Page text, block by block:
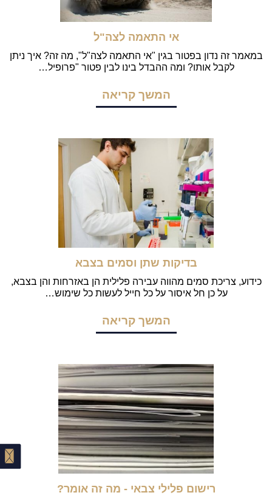
אי התאמה לצה"ל
במאמר זה נדון בפטור בגין "אי התאמה לצה"ל", מה זה? איך ניתן
לקבל אותו? ומה ההבדל בינו לבין פטור "פרופיל…
המשך קריאה
בדיקות שתן וסמים בצבא
כידוע, צריכת סמים מהווה עבירה פלילית הן באזרחות והן בצבא,
על כן חל איסור על כל חייל לעשות כל שימוש…
המשך קריאה
רישום פלילי צבאי - מה זה אומר?